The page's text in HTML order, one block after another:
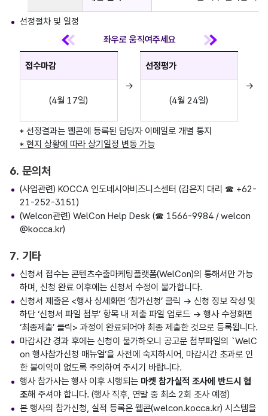
선정절차 및 일정
접수마감
→
선정평가
→
(4월 17일) (4월 24일)
* 선정결과는 웰콘에 등록된 담당자 이메일로 개별 통지
* 현지 상황에 따라 상기일정 변동 가능
6. 문의처
(사업관련) KOCCA 인도네시아비즈니스센터 (김은지 대리 ☎ +62-
21-252-3151)
(Welcon관련) WelCon Help Desk (☎ 1566-9984 / welcon
@kocca.kr)
7. 기타
신청서 접수는 콘텐츠수출마케팅플랫폼(WelCon)의 통해서만 가능
하며, 신청 완료 이후에는 신청서 수정이 불가합니다.
신청서 제출은 <행사 상세화면 ‘참가신청’ 클릭 → 신청 정보 작성 및
하단 ‘신청서 파일 첨부’ 항목 내 제출 파일 업로드 → 행사 수정화면
‘최종제출’ 클릭> 과정이 완료되어야 최종 제출한 것으로 등록됩니다.
마감시간 경과 후에는 신청이 불가하오니 공고문 첨부파일의 `WelC
on 행사참가신청 매뉴얼’을 사전에 숙지하시어, 마감시간 초과로 인
한 불이익이 없도록 주의하여 주시기 바랍니다.
행사 참가사는 행사 이후 시행되는 마켓 참가실적 조사에 반드시 협
조해 주셔야 합니다. (행사 직후, 연말 중 최소 2회 조사 예정)
본 행사의 참가신청, 실적 등록은 웰콘(welcon.kocca.kr) 시스템을